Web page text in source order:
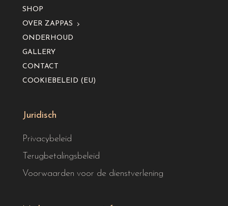
SHOP
OVER ZAPPAS
ONDERHOUD
GALLERY
CONTACT
COOKIEBELEID (EU)
Juridisch
Privacybeleid
Terugbetalingsbeleid
Voorwaarden voor de dienstverlening